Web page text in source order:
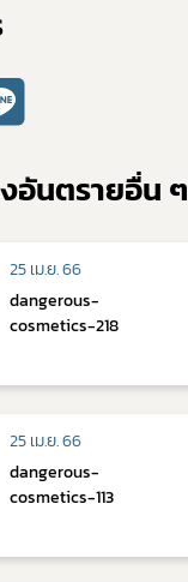
อันตรายอื่น ๆ
25 เม.ย. 66
dangerous-
cosmetics-218
25 เม.ย. 66
dangerous-
cosmetics-113